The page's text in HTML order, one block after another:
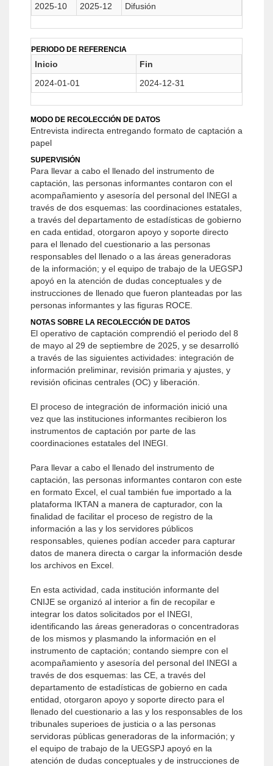
2025-10
2025-12 Difusión
PERIODO DE REFERENCIA
Inicio
Fin
2024-01-01
2024-12-31
MODO DE RECOLECCIÓN DE DATOS
Entrevista indirecta entregando formato de captación a
papel
SUPERVISIÓN
Para llevar a cabo el llenado del instrumento de
captación, las personas informantes contaron con el
acompañamiento y asesoría del personal del INEGI a
través de dos esquemas: las coordinaciones estatales,
a través del departamento de estadísticas de gobierno
en cada entidad, otorgaron apoyo y soporte directo
para el llenado del cuestionario a las personas
responsables del llenado o a las áreas generadoras
de la información; y el equipo de trabajo de la UEGSPJ
apoyó en la atención de dudas conceptuales y de
instrucciones de llenado que fueron planteadas por las
personas informantes y las figuras ROCE.
NOTAS SOBRE LA RECOLECCIÓN DE DATOS
El operativo de captación comprendió el periodo del 8
de mayo al 29 de septiembre de 2025, y se desarrolló
a través de las siguientes actividades: integración de
información preliminar, revisión primaria y ajustes, y
revisión oficinas centrales (OC) y liberación.
El proceso de integración de información inició una
vez que las instituciones informantes recibieron los
instrumentos de captación por parte de las
coordinaciones estatales del INEGI.
Para llevar a cabo el llenado del instrumento de
captación, las personas informantes contaron con este
en formato Excel, el cual también fue importado a la
plataforma IKTAN a manera de capturador, con la
finalidad de facilitar el proceso de registro de la
información a las y los servidores públicos
responsables, quienes podían acceder para capturar
datos de manera directa o cargar la información desde
los archivos en Excel.
En esta actividad, cada institución informante del
CNIJE se organizó al interior a fin de recopilar e
integrar los datos solicitados por el INEGI,
identificando las áreas generadoras o concentradoras
de los mismos y plasmando la información en el
instrumento de captación; contando siempre con el
acompañamiento y asesoría del personal del INEGI a
través de dos esquemas: las CE, a través del
departamento de estadísticas de gobierno en cada
entidad, otorgaron apoyo y soporte directo para el
llenado del cuestionario a las y los responsables de los
tribunales superioes de justicia o a las personas
servidoras públicas generadoras de la información; y
el equipo de trabajo de la UEGSPJ apoyó en la
atención de dudas conceptuales y de instrucciones de